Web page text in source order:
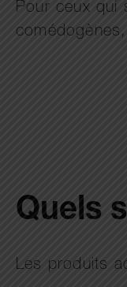
Pour ceux qui
Quels
Les produits